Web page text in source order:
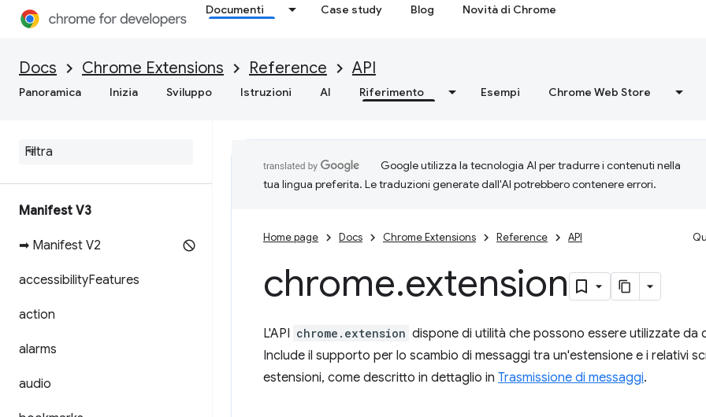
Documenti Case study Blog Novità di Chrome
Docs Chrome Extensions Reference API
Panoramica Inizia Sviluppo Istruzioni AI Riferimento Esempi Chrome Web Store
Manifest V3
➡ Manifest V2
accessibilityFeatures
action
alarms
audio
Google utilizza la tecnologia AI per tradurre i contenuti nella
tua lingua preferita. Le traduzioni generate dall'AI potrebbero contenere errori.
Home page Docs Chrome Extensions Reference API
chrome.extension
L'API chrome.extension dispone di utilità che possono essere utilizzate da
Include il supporto per lo scambio di messaggi tra un'estensione e i relativi
estensioni, come descritto in dettaglio in Trasmissione di messaggi.